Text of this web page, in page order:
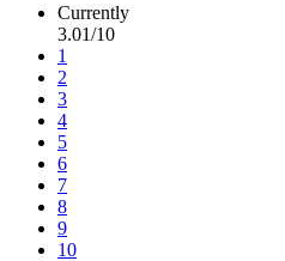
Currently
3.01/10
1
2
3
4
5
6
7
8
9
10